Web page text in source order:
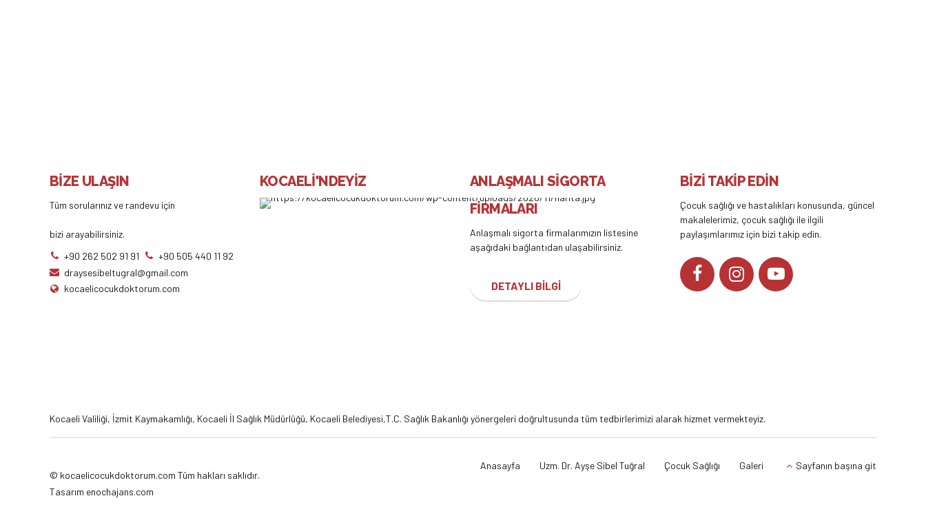
BİZE ULAŞIN
Tüm sorularınız ve randevu için
bizi arayabilirsiniz.
+90 262 502 91 91
+90 505 440 11 92
draysesibeltugral@gmail.com
kocaelicocukdoktorum.com
KOCAELİ'NDEYİZ
ANLAŞMALI SİGORTA
FİRMALARI
Anlaşmalı sigorta firmalarımızın listesine
aşağıdaki bağlantıdan ulaşabilirsiniz.
DETAYLI BİLGİ
BİZİ TAKİP EDİN
Çocuk sağlığı ve hastalıkları konusunda, güncel
makalelerimiz, çocuk sağlığı ile ilgili
paylaşımlarımız için bizi takip edin.
Kocaeli Valiliği, İzmit Kaymakamlığı, Kocaeli İl Sağlık Müdürlüğü, Kocaeli Belediyesi,T.C. Sağlık Bakanlığı yönergeleri doğrultusunda tüm tedbirlerimizi alarak hizmet vermekteyiz.
© kocaelicocukdoktorum.com Tüm hakları saklıdır.
Tasarım enochajans.com
Anasayfa Uzm. Dr. Ayşe Sibel Tuğral Çocuk Sağlığı Galeri Sayfanın başına git